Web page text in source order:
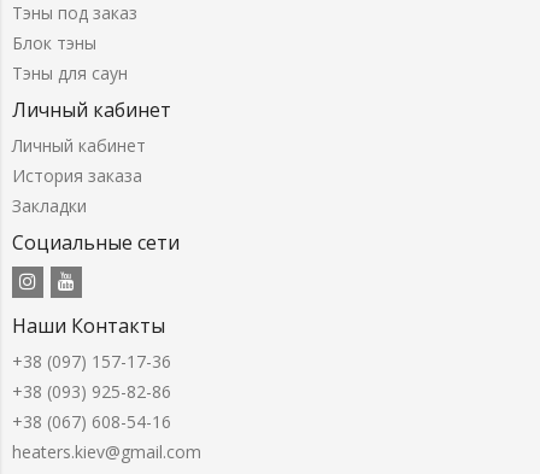
Тэны под заказ
Блок тэны
Тэны для саун
Личный кабинет
Личный кабинет
История заказа
Закладки
Социальные сети
Наши Контакты
+38 (097) 157-17-36
+38 (093) 925-82-86
+38 (067) 608-54-16
heaters.kiev@gmail.com